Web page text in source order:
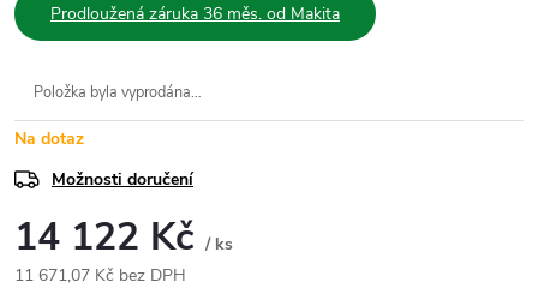
Prodloužená záruka 36 měs. od Makita
Položka byla vyprodána…
Na dotaz
Možnosti doručení
14 122 Kč / ks
11 671,07 Kč bez DPH